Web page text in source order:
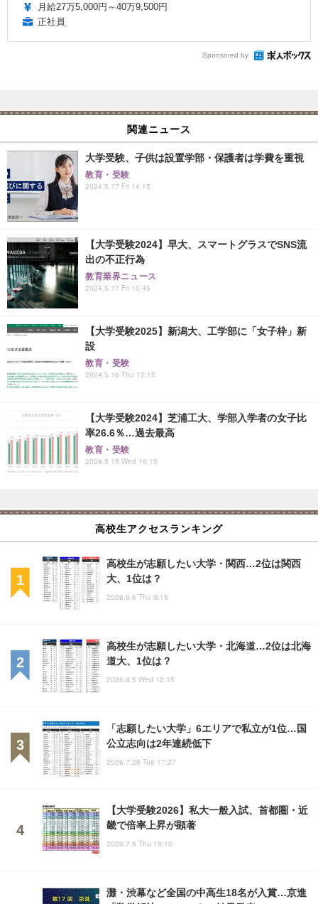
月給27万5,000円～40万9,500円
正社員
Sponsored by
関連ニュース
大学受験、子供は設置学部・保護者は学費を重視
教育・受験
2024.5.17 Fri 14:15
【大学受験2024】早大、スマートグラスでSNS流
出の不正行為
教育業界ニュース
2024.5.17 Fri 10:45
【大学受験2025】新潟大、工学部に「女子枠」新
設
教育・受験
2024.5.16 Thu 12:15
【大学受験2024】芝浦工大、学部入学者の女子比
率26.6％…過去最高
教育・受験
2024.5.15 Wed 16:15
高校生アクセスランキング
高校生が志願したい大学・関西…2位は関西
大、1位は？
2026.8.6 Thu 9:15
高校生が志願したい大学・北海道…2位は北海
道大、1位は？
2026.8.5 Wed 12:15
「志願したい大学」6エリアで私立が1位…国
公立志向は2年連続低下
2026.7.28 Tue 17:27
【大学受験2026】私大一般入試、首都圏・近
畿で倍率上昇が顕著
2026.7.9 Thu 19:15
灘・渋幕など全国の中高生18名が入賞…京進